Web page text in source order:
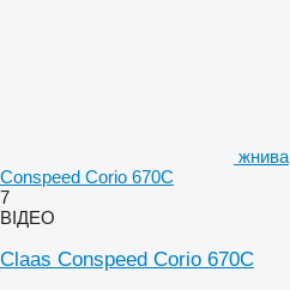
Conspeed Corio 670C
7
ВІДЕО
Claas Conspeed Corio 670C